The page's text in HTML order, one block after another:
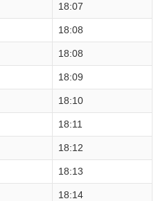
18:07
18:08
18:08
18:09
18:10
18:11
18:12
18:13
18:14